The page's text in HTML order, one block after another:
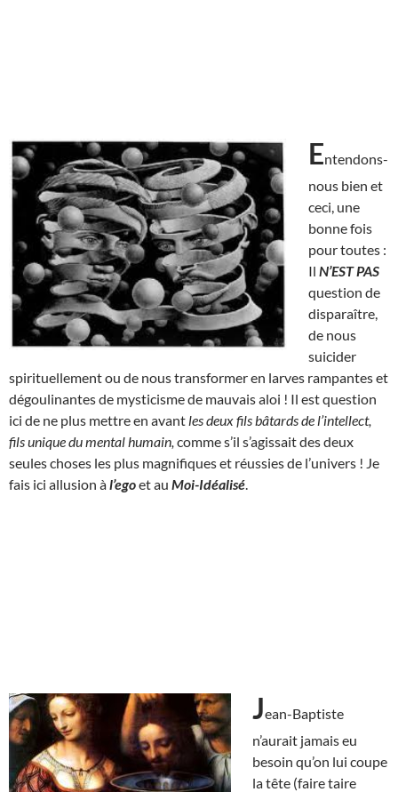
Entendons-
nous bien et
ceci, une
bonne fois
pour toutes :
Il N’EST PAS
question de
disparaître,
de nous
suicider
spirituellement ou de nous transformer en larves rampantes et
dégoulinantes de mysticisme de mauvais aloi ! Il est question
ici de ne plus mettre en avant les deux fils bâtards de l’intellect,
fils unique du mental humain, comme s’il s’agissait des deux
seules choses les plus magnifiques et réussies de l’univers ! Je
fais ici allusion àl’egoet au Moi-Idéalisé
Jean-Baptiste
n’aurait jamais eu
besoin qu’on lui coupe
la tête (faire taire